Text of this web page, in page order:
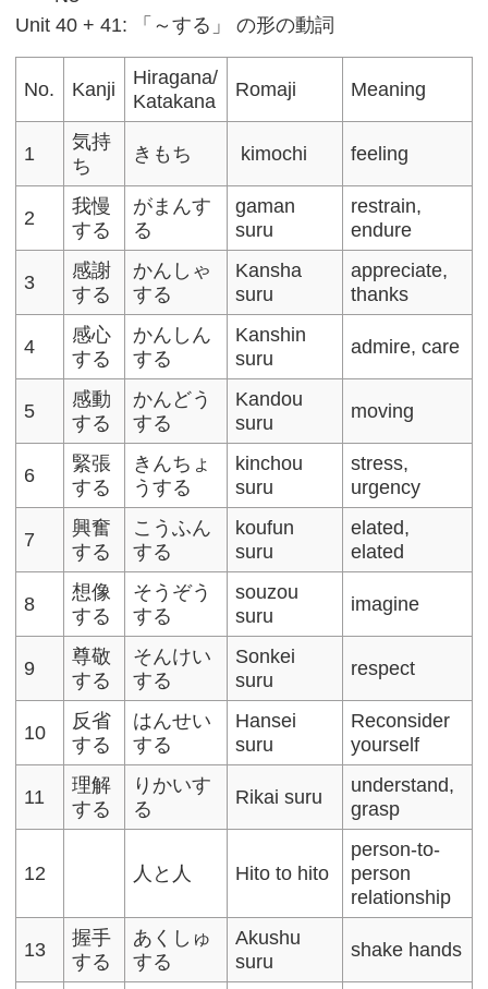
Unit 40 + 41: 「～する」 の形の動詞
No. Kanji
Hiragana/
Katakana
Romaji Meaning
1
気持
ち
きもち kimochi feeling
2
我慢
する
がまんす
る
gaman
suru
restrain,
endure
3
感謝
する
かんしゃ
する
Kansha
suru
appreciate,
thanks
4
感心
する
かんしん
する
Kanshin
suru
admire, care
5
感動
する
かんどう
する
Kandou
suru
moving
6
緊張
する
きんちょ
うする
kinchou
suru
stress,
urgency
7
興奮
する
こうふん
する
koufun
suru
elated,
elated
8
想像
する
そうぞう
する
souzou
suru
imagine
9
尊敬
する
そんけい
する
Sonkei
suru
respect
10
反省
する
はんせい
する
Hansei
suru
Reconsider
yourself
11
理解
する
りかいす
る
Rikai suru
understand,
grasp
12 人と人 Hito to hito
person-to-
person
relationship
13
握手
する
あくしゅ
する
Akushu
suru
shake hands